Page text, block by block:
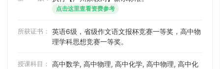
点击这里查看资费参考
所获证书：
英语6级，省级作文语文报杯竞赛一等奖，高中物
理学科思想竞赛一等奖。
授课科目：
高中数学, 高中物理, 高中化学, 高中物理, 高中化